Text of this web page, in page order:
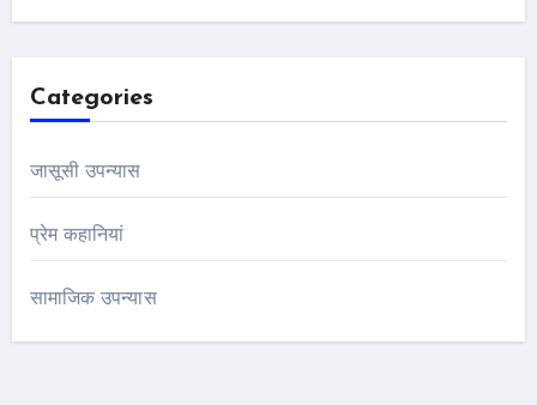
Categories
जासूसी उपन्यास
प्रेम कहानियां
सामाजिक उपन्यास